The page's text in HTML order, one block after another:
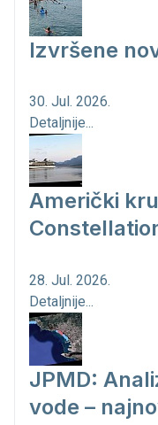
Izvršene
30. Jul. 2026.
Detaljnije...
Američki
28. Jul. 2026.
Detaljnije...
JPMD:
vode –